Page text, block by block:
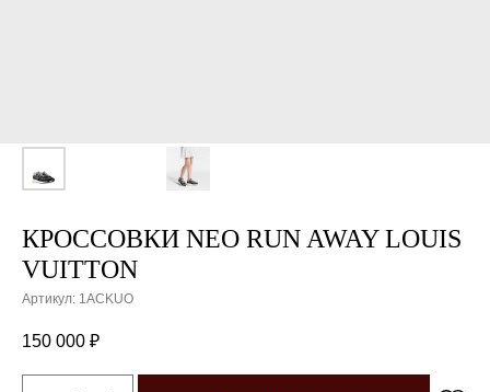
КРОССОВКИ NEO RUN AWAY LOUIS
VUITTON
Артикул: 1ACKUO
150 000 ₽